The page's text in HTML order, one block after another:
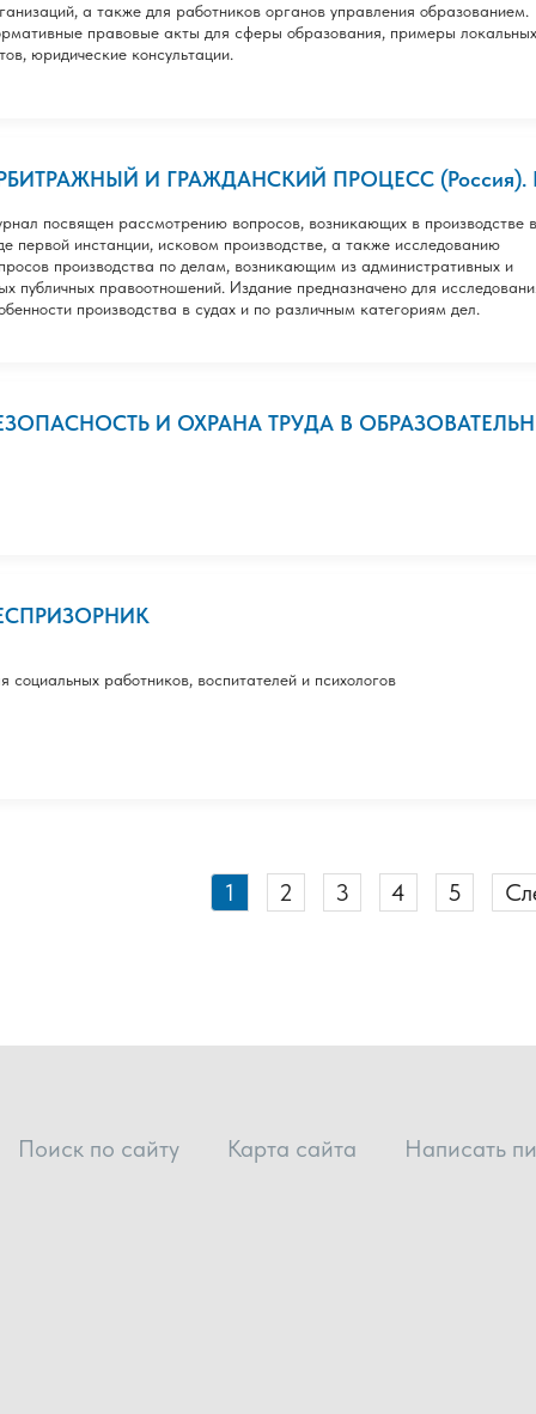
а также для работников органов управления образованием.
правовые акты для сферы образования, примеры локальных
юридические консультации.
И ГРАЖДАНСКИЙ ПРОЦЕСС (Россия).
посвящен рассмотрению вопросов, возникающих в производстве в
первой инстанции, исковом производстве, а также исследованию
производства по делам, возникающим из административных и
публичных правоотношений. Издание предназначено для
производства в судах и по различным категориям дел.
И ОХРАНА ТРУДА В
социальных работников, воспитателей и психологов
1 2 3 4 5
Поиск по сайту Карта сайта Написать